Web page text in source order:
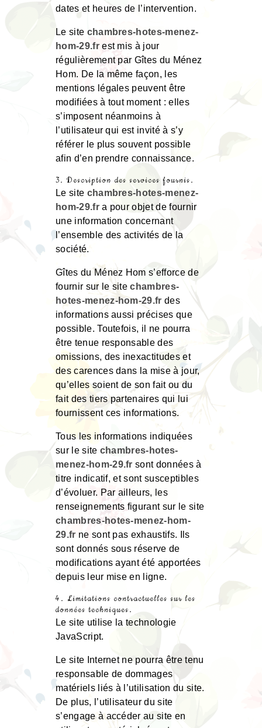
dates et heures de l’intervention.
Le site chambres-hotes-menez-
hom-29.frest mis à jour
régulièrement par Gîtes du Ménez
Hom. De la même façon, les
mentions légales peuvent être
modifiées à tout moment : elles
s’imposent néanmoins à
l’utilisateur qui est invité à s’y
référer le plus souvent possible
afin d’en prendre connaissance.
3. Description des services fournis.
Le site chambres-hotes-menez-
hom-29.fra pour objet de fournir
une information concernant
l’ensemble des activités de la
société.
Gîtes du Ménez Hom s’efforce de
fournir sur le sitechambres-
hotes-menez-hom-29.fr des
informations aussi précises que
possible. Toutefois, il ne pourra
être tenue responsable des
omissions, des inexactitudes et
des carences dans la mise à jour,
qu’elles soient de son fait ou du
fait des tiers partenaires qui lui
fournissent ces informations.
Tous les informations indiquées
sur le site chambres-hotes-
menez-hom-29.fr sont données à
titre indicatif, et sont susceptibles
d’évoluer. Par ailleurs, les
renseignements figurant sur le site
chambres-hotes-menez-hom-
29.fr ne sont pas exhaustifs. Ils
sont donnés sous réserve de
modifications ayant été apportées
depuis leur mise en ligne.
4. Limitations contractuelles sur les
données techniques.
Le site utilise la technologie
JavaScript.
Le site Internet ne pourra être tenu
responsable de dommages
matériels liés à l’utilisation du site.
De plus, l’utilisateur du site
s’engage à accéder au site en